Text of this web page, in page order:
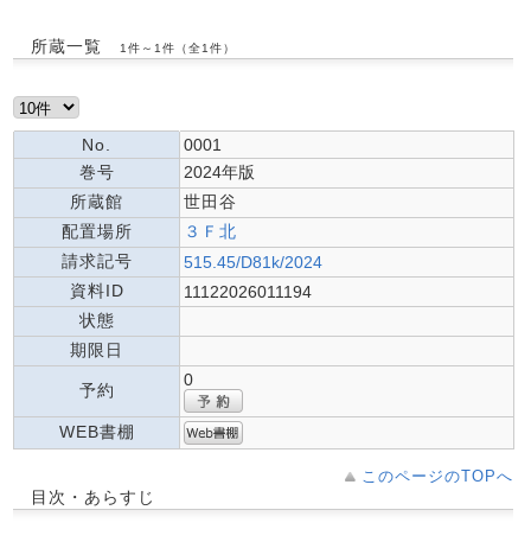
所蔵一覧 1件～1件（全1件）
No.
0001
巻号
2024年版
所蔵館
世田谷
配置場所
３Ｆ北
請求記号
515.45/D81k/2024
資料ID
11122026011194
状態
期限日
予約
0
WEB書棚
このページのTOPへ
目次・あらすじ